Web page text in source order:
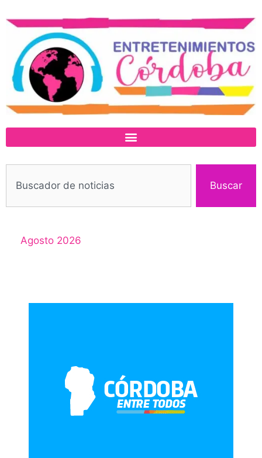
Buscar
Agosto 2026